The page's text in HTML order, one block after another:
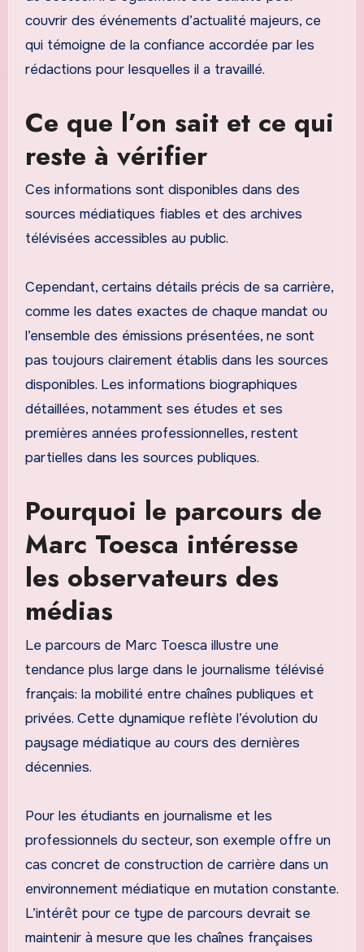
couvrir des événements d’actualité majeurs, ce
qui témoigne de la confiance accordée par les
rédactions pour lesquelles il a travaillé.
Ce que l’on sait et ce qui
reste à vérifier
Ces informations sont disponibles dans des
sources médiatiques fiables et des archives
télévisées accessibles au public.
Cependant, certains détails précis de sa carrière,
comme les dates exactes de chaque mandat ou
l’ensemble des émissions présentées, ne sont
pas toujours clairement établis dans les sources
disponibles. Les informations biographiques
détaillées, notamment ses études et ses
premières années professionnelles, restent
partielles dans les sources publiques.
Pourquoi le parcours de
Marc Toesca intéresse
les observateurs des
médias
Le parcours de Marc Toesca illustre une
tendance plus large dans le journalisme télévisé
français: la mobilité entre chaînes publiques et
privées. Cette dynamique reflète l’évolution du
paysage médiatique au cours des dernières
décennies.
Pour les étudiants en journalisme et les
professionnels du secteur, son exemple offre un
cas concret de construction de carrière dans un
environnement médiatique en mutation constante.
L’intérêt pour ce type de parcours devrait se
maintenir à mesure que les chaînes françaises